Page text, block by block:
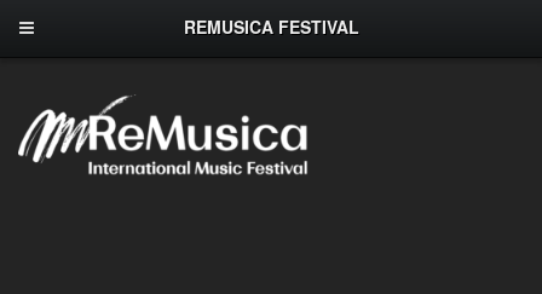
REMUSICA FESTIVAL